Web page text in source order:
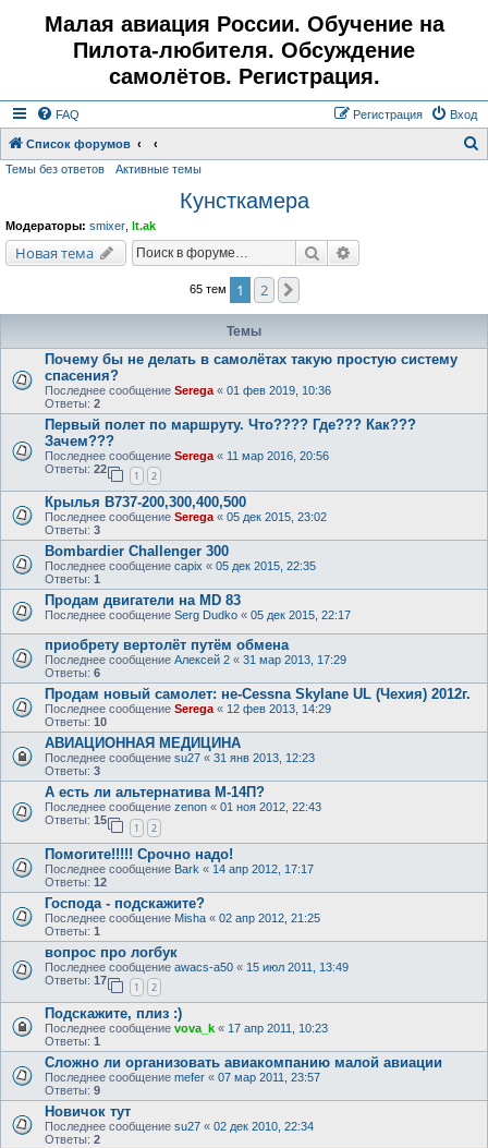
Малая авиация России. Обучение на
Пилота-любителя. Обсуждение
самолётов. Регистрация.
FAQ Вход
Регистрация
Список форумов
Темы без ответов Активные темы
Кунсткамера
Модераторы: smixer lt.ak
Новая тема Поиск
65 тем 1 2
Темы
Почему бы не делать в самолётах такую простую систему
спасения?
Последнее сообщение Serega « 01 фев 2019, 10:36
Ответы: 2
Первый полет по маршруту. Что???? Где??? Как???
Зачем???
Последнее сообщение Serega « 11 мар 2016, 20:56
Ответы: 22
1 2
Крылья B737-200,300,400,500
Последнее сообщение Serega « 05 дек 2015, 23:02
Ответы: 3
Bombardier Challenger 300
Последнее сообщение capix « 05 дек 2015, 22:35
Ответы: 1
Продам двигатели на MD 83
Последнее сообщение Serg Dudko « 05 дек 2015, 22:17
приобрету вертолёт путём обмена
Последнее сообщение Алексей 2 « 31 мар 2013, 17:29
Ответы: 6
Продам новый самолет: не-Cessna Skylanе UL (Чехия) 2012г.
Последнее сообщение Serega « 12 фев 2013, 14:29
Ответы: 10
АВИАЦИОННАЯ МЕДИЦИНА
Последнее сообщение su27 « 31 янв 2013, 12:23
Ответы: 3
А есть ли альтернатива М-14П?
Последнее сообщение zenon « 01 ноя 2012, 22:43
Ответы: 15
1 2
Помогите!!!!! Срочно надо!
Последнее сообщение Bark « 14 апр 2012, 17:17
Ответы: 12
Господа - подскажите?
Последнее сообщение Misha « 02 апр 2012, 21:25
Ответы: 1
вопрос про логбук
Последнее сообщение awacs-a50 « 15 июл 2011, 13:49
Ответы: 17
1 2
Подскажите, плиз :)
Последнее сообщение vova_k « 17 апр 2011, 10:23
Ответы: 1
Сложно ли организовать авиакомпанию малой авиации
Последнее сообщение mefer « 07 мар 2011, 23:57
Ответы: 9
Новичок тут
Последнее сообщение su27 « 02 дек 2010, 22:34
Ответы: 2